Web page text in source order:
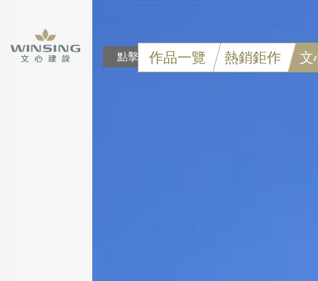
點擊可看大圖
作品一覽 熱銷鉅作 文